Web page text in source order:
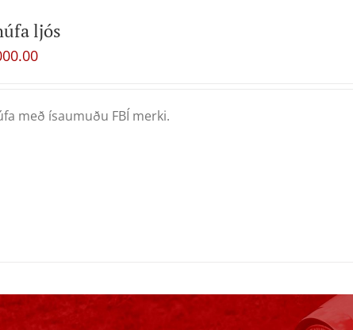
ljós
með ísaumuðu FBÍ merki.